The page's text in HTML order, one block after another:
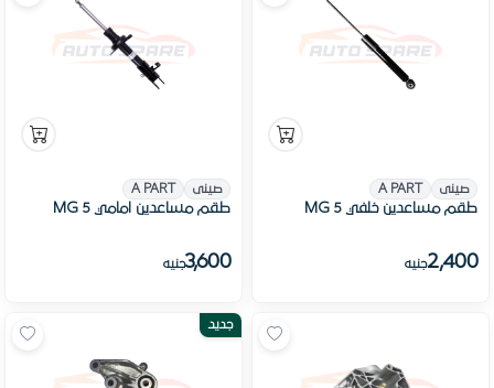
صينى A PART
طقم مساعدين خلفي MG 5
2,400جنيه
صينى A PART
طقم مساعدين امامي MG 5
3,600جنيه
جديد